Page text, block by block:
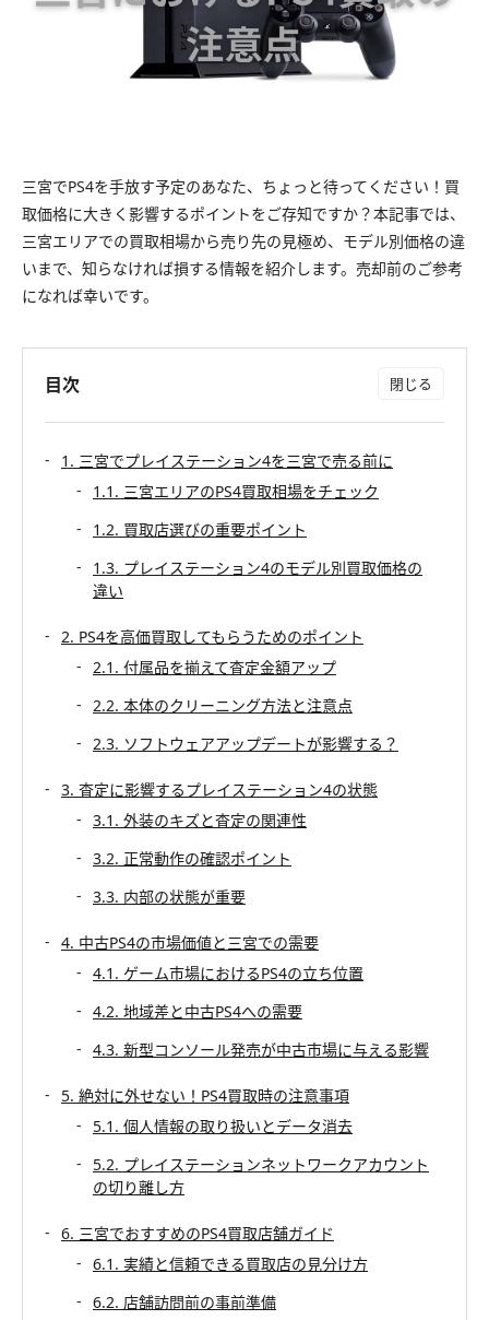
三宮でPS4を手放す予定のあなた、ちょっと待ってください！買
取価格に大きく影響するポイントをご存知ですか？本記事では、
三宮エリアでの買取相場から売り先の見極め、モデル別価格の違
いまで、知らなければ損する情報を紹介します。売却前のご参考
になれば幸いです。
目次
1. 三宮でプレイステーション4を三宮で売る前に
1.1. 三宮エリアのPS4買取相場をチェック
1.2. 買取店選びの重要ポイント
1.3. プレイステーション4のモデル別買取価格の
違い
2. PS4を高価買取してもらうためのポイント
2.1. 付属品を揃えて査定金額アップ
2.2. 本体のクリーニング方法と注意点
2.3. ソフトウェアアップデートが影響する？
3. 査定に影響するプレイステーション4の状態
3.1. 外装のキズと査定の関連性
3.2. 正常動作の確認ポイント
3.3. 内部の状態が重要
4. 中古PS4の市場価値と三宮での需要
4.1. ゲーム市場におけるPS4の立ち位置
4.2. 地域差と中古PS4への需要
4.3. 新型コンソール発売が中古市場に与える影響
5. 絶対に外せない！PS4買取時の注意事項
5.1. 個人情報の取り扱いとデータ消去
5.2. プレイステーションネットワークアカウント
の切り離し方
6. 三宮でおすすめのPS4買取店舗ガイド
6.1. 実績と信頼できる買取店の見分け方
6.2. 店舗訪問前の事前準備